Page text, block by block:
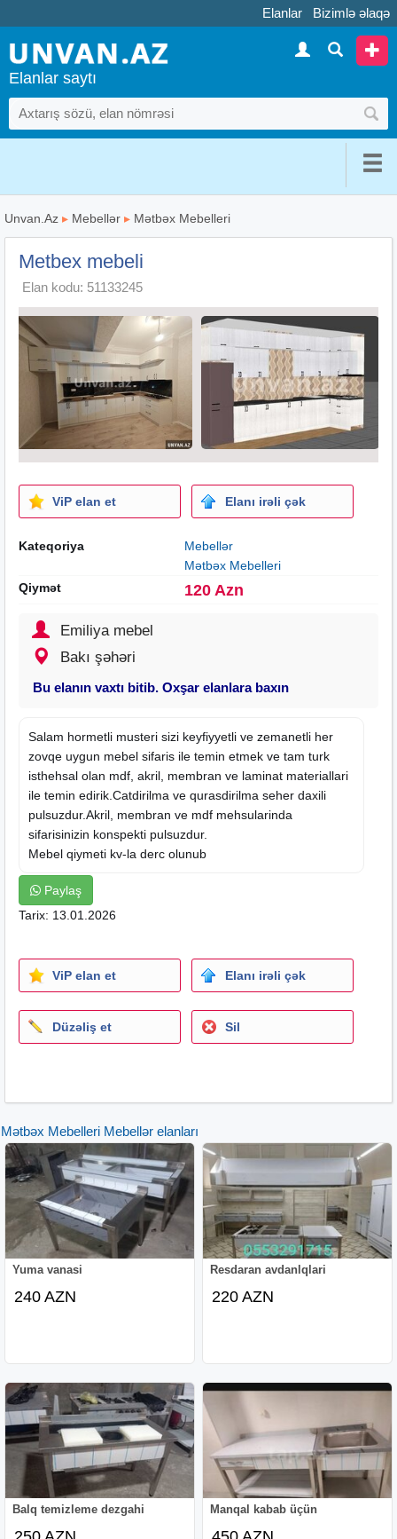
Elanlar Bizimlə əlaqə
Elanlar saytı
Unvan.Az ▸ Mebellər ▸ Mətbəx Mebelleri
Metbex mebeli
Elan kodu: 51133245
ViP elan et Elanı irəli çək
Kateqoriya
Mebellər
Mətbəx Mebelleri
Qiymət
120 Azn
Emiliya mebel
Bakı şəhəri
Bu elanın vaxtı bitib. Oxşar elanlara baxın
Salam hormetli musteri sizi keyfiyyetli ve zemanetli her
zovqe uygun mebel sifaris ile temin etmek ve tam turk
isthehsal olan mdf, akril, membran ve laminat materiallari
ile temin edirik.Catdirilma ve qurasdirilma seher daxili
pulsuzdur.Akril, membran ve mdf mehsularinda
sifarisinizin konspekti pulsuzdur.
Mebel qiymeti kv-la derc olunub
Paylaş
Tarix: 13.01.2026
ViP elan et Elanı irəli çək
Düzəliş et Sil
Mətbəx Mebelleri Mebellər elanları
Yuma vanasi
240 AZN
Resdaran avdanlqlari
220 AZN
Balq temizleme dezgahi Manqal kabab üçün